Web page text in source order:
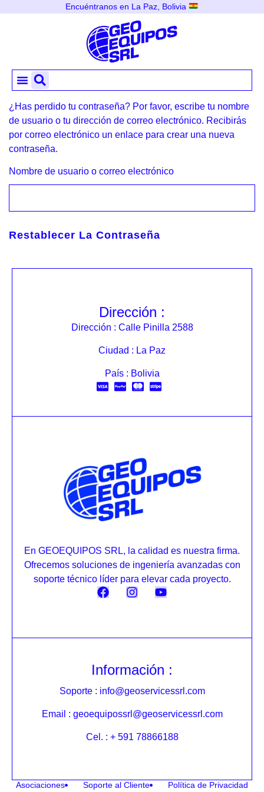
Encuéntranos en La Paz, Bolivia
¿Has perdido tu contraseña? Por favor, escribe tu nombre
de usuario o tu dirección de correo electrónico. Recibirás
por correo electrónico un enlace para crear una nueva
contraseña.
Nombre de usuario o correo electrónico
Restablecer La Contraseña
Dirección :
Dirección : Calle Pinilla 2588
Ciudad : La Paz
País : Bolivia
En GEOEQUIPOS SRL, la calidad es nuestra firma.
Ofrecemos soluciones de ingeniería avanzadas con
soporte técnico líder para elevar cada proyecto.
Información :
Soporte : info@geoservicessrl.com
Email : geoequipossrl@geoservicessrl.com
Cel. : + 591 78866188
Asociaciones Soporte al Cliente Política de Privacidad